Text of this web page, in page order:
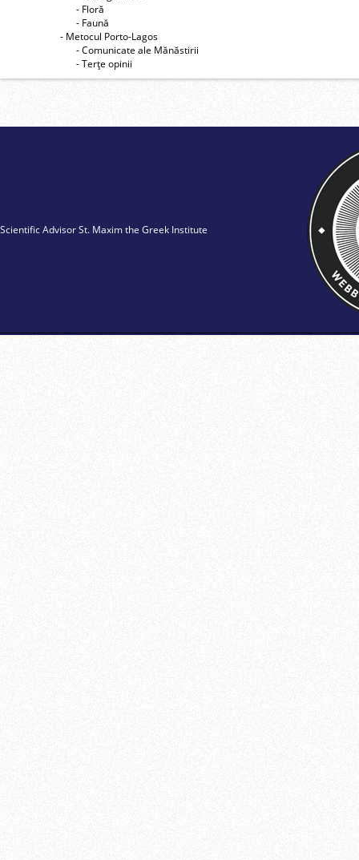
- Floră
- Faună
- Metocul Porto-Lagos
- Comunicate ale Mănăstirii
- Terţe opinii
Scientific Advisor St. Maxim the Greek Institute